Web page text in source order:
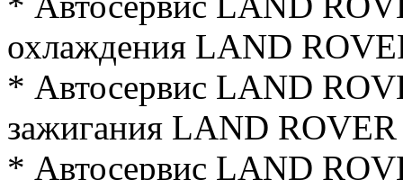
охлаждения LAND
* Автосервис LAND
зажигания LAND ROVER
* Автосервис LAND